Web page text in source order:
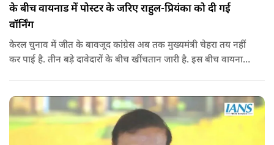
के बीच वायनाड में पोस्टर के जरिए राहुल-प्रियंका को दी गई
वॉर्निंग
केरल चुनाव में जीत के बावजूद कांग्रेस अब तक मुख्यमंत्री चेहरा तय नहीं
कर पाई है. तीन बड़े दावेदारों के बीच खींचतान जारी है. इस बीच वायनाड